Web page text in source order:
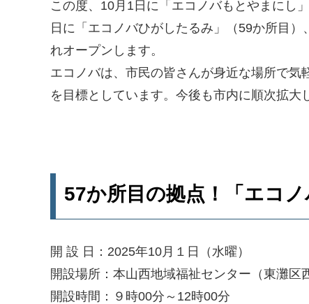
この度、10月1日に「エコノバもとやまにし
日に「エコノバひがしたるみ」（59か所目
れオープンします。
エコノバは、市民の皆さんが身近な場所で
を目標としています。今後も市内に順次拡大
57か所目の拠点！「エコノ
開 設 日：2025年10月１日（水曜）
開設場所：本山西地域福祉センター（東灘区
開設時間：９時00分～12時00分